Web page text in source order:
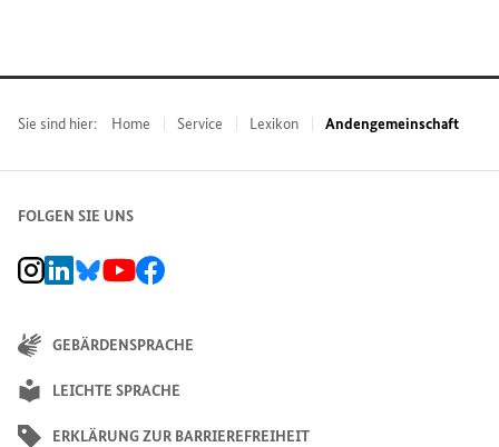
Sie sind hier: Home Service Lexikon Andengemeinschaft
FOLGEN SIE UNS
BMZ Instagram-Kanal, Externer Link
BMZ LinkedIn Unternehmensseite, Externer Link
BMZ Bluesky-Seite, Externer Link
BMZ Youtube-Kanal, Externer Link
BMZ Facebook-Seite, Externer Link
GEBÄRDENSPRACHE
LEICHTE SPRACHE
ERKLÄRUNG ZUR BARRIEREFREIHEIT